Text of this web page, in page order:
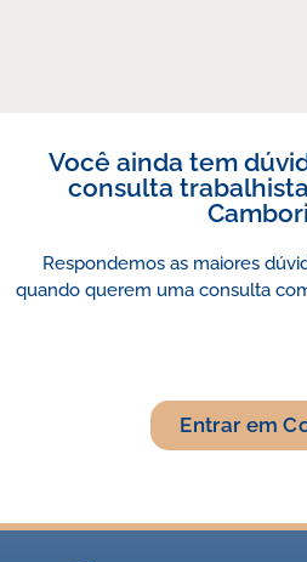
Você ainda tem
consulta
Respondemos as maiores
quando querem uma consulta
Entrar em